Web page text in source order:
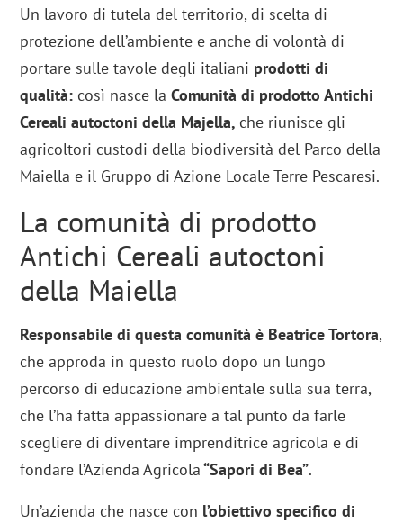
Un lavoro di tutela del territorio, di scelta di
protezione dell’ambiente e anche di volontà di
portare sulle tavole degli italiani prodotti di
qualità: così nasce laComunità di prodotto Antichi
Cereali autoctoni della Majella, che riunisce gli
agricoltori custodi della biodiversità del Parco della
Maiella e il Gruppo di Azione Locale Terre Pescaresi.
La comunità di prodotto
Antichi Cereali autoctoni
della Maiella
Responsabile di questa comunità è Beatrice Tortora,
che approda in questo ruolo dopo un lungo
percorso di educazione ambientale sulla sua terra,
che l’ha fatta appassionare a tal punto da farle
scegliere di diventare imprenditrice agricola e di
fondare l’Azienda Agricola“Sapori di Bea”.
Un’azienda che nasce con l’obiettivo specifico di